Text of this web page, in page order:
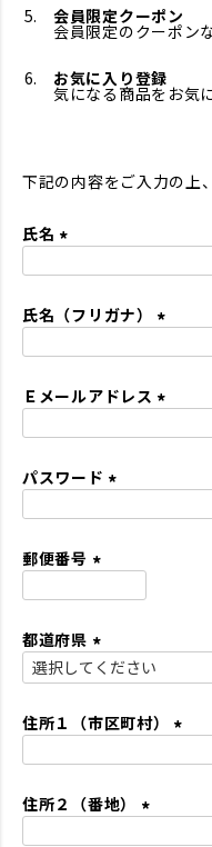
会員限定クーポン
会員限定のクーポン
お気に入り登録
気になる商品をお気
下記の内容をご入力の上
氏名
須
氏名（フリガナ）
須
Ｅメールアドレス
パスワード
郵便番号
須
)
都道府県
(
須
住所１（市区町村）
住所２（番地）